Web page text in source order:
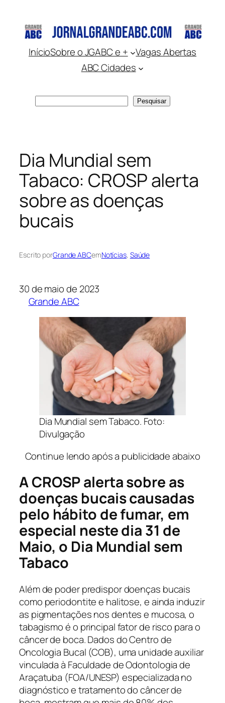
conteúdo
InícioSobre o JGABC e +
Vagas Abertas
ABC Cidades
Pesquisar
Dia Mundial sem
Tabaco: CROSP alerta
sobre as doenças
bucais
Escrito porGrande ABCemNotícias, Saúde
30 de maio de 2023
Grande ABC
Dia Mundial sem Tabaco. Foto:
Divulgação
Continue lendo após a publicidade abaixo
A CROSP alerta sobre as
doenças bucais causadas
pelo hábito de fumar, em
especial neste dia 31 de
Maio, o Dia Mundial sem
Tabaco
Além de poder predispor doenças bucais
como periodontite e halitose, e ainda induzir
as pigmentações nos dentes e mucosa, o
tabagismo é o principal fator de risco para o
câncer de boca. Dados do Centro de
Oncologia Bucal (COB), uma unidade auxiliar
vinculada à Faculdade de Odontologia de
Araçatuba (FOA/UNESP) especializada no
diagnóstico e tratamento do câncer de